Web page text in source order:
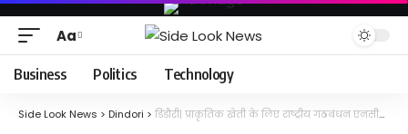
Font
Resizer
Aa
Business Politics Technology
Side Look News > Dindori > डिंडौरी| प्राकृतिक खेती के लिए राष्ट्रीय गठबंधन एनसीएनएफ के द्वारा किसानों को दिया वर्मीं एवं जैविक खाद बनाने का प्रशिक्षण..